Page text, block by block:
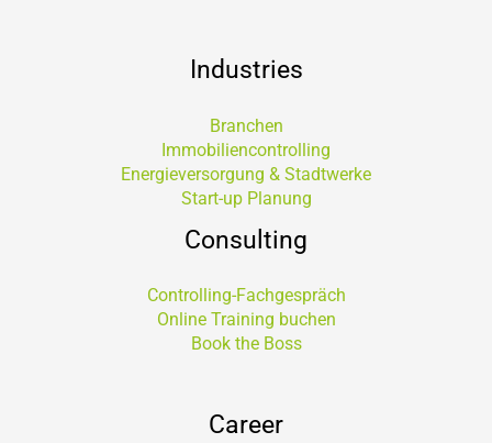
Industries
Branchen
Immobiliencontrolling
Energieversorgung & Stadtwerke
Start-up Planung
Consulting
Controlling-Fachgespräch
Online Training buchen
Book the Boss
Career